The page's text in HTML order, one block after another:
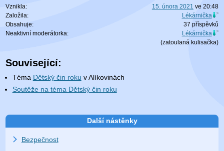
Vznikla: 15. února 2021 ve 20:48
Založila:
Lékárnička
Obsahuje:
37 příspěvků
Neaktivní moderátorka:
Lékárnička
(zatoulaná kulisačka)
Související:
Téma Dětský čin roku v Alíkovinách
Soutěže na téma Dětský čin roku
Další nástěnky
Bezpečnost